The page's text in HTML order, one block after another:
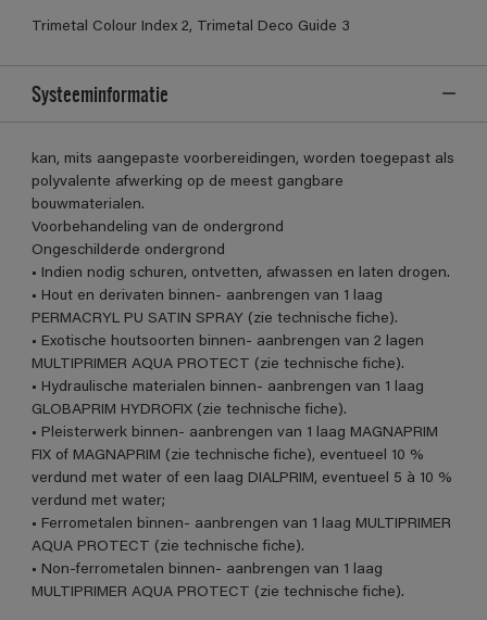
Trimetal Colour Index 2, Trimetal Deco Guide 3
Systeeminformatie
kan, mits aangepaste voorbereidingen, worden toegepast als
polyvalente afwerking op de meest gangbare
bouwmaterialen.
Voorbehandeling van de ondergrond
Ongeschilderde ondergrond
• Indien nodig schuren, ontvetten, afwassen en laten drogen.
• Hout en derivaten binnen- aanbrengen van 1 laag
PERMACRYL PU SATIN SPRAY (zie technische fiche).
• Exotische houtsoorten binnen- aanbrengen van 2 lagen
MULTIPRIMER AQUA PROTECT (zie technische fiche).
• Hydraulische materialen binnen- aanbrengen van 1 laag
GLOBAPRIM HYDROFIX (zie technische fiche).
• Pleisterwerk binnen- aanbrengen van 1 laag MAGNAPRIM
FIX of MAGNAPRIM (zie technische fiche), eventueel 10 %
verdund met water of een laag DIALPRIM, eventueel 5 à 10 %
verdund met water;
• Ferrometalen binnen- aanbrengen van 1 laag MULTIPRIMER
AQUA PROTECT (zie technische fiche).
• Non-ferrometalen binnen- aanbrengen van 1 laag
MULTIPRIMER AQUA PROTECT (zie technische fiche).